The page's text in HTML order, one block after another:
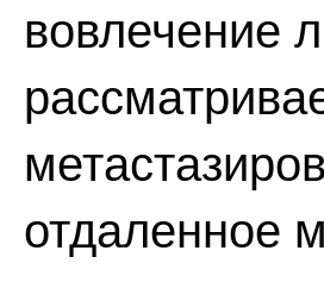
вовлечение
отдаленное